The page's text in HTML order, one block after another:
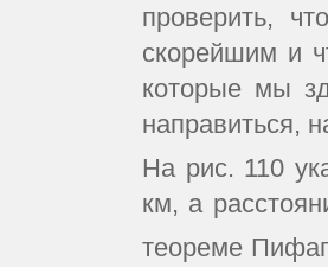
проверить,
скорейшим и
которые мы
направиться,
На рис. 110
км, а
теореме